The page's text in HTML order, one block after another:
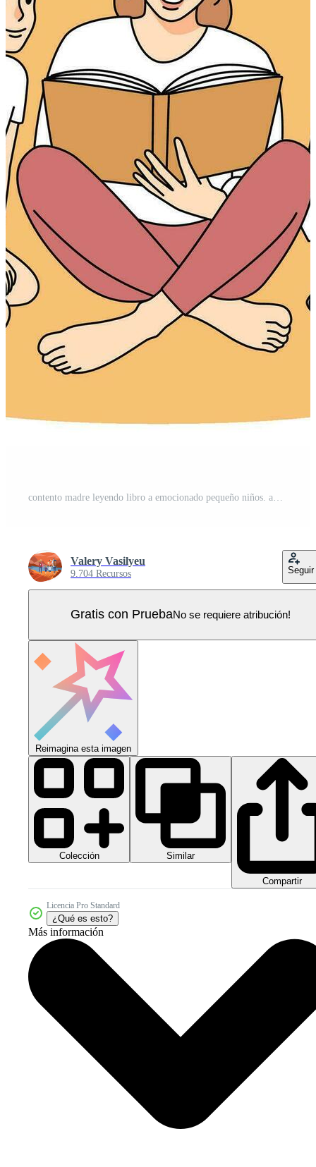
Valery Vasilyeu
9.704 Recursos Seguir
Gratis con PruebaNo se requiere atribución!
Reimagina esta imagen
Colección Similar
Compartir
Licencia Pro Standard
¿Qué es esto?
Más información